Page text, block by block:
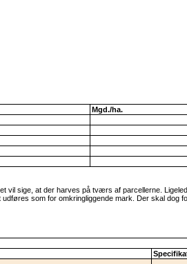
Mgd./ha.
sige, at der harves på tværs af parcellerne.
som for omkringliggende mark. Der skal